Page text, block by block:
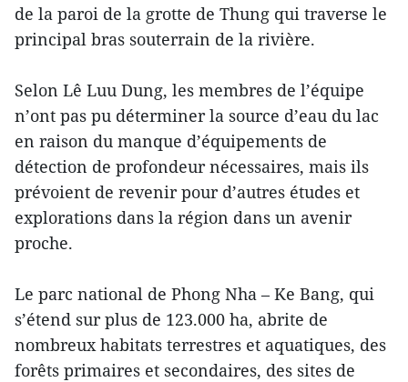
de la paroi de la grotte de Thung qui traverse le
principal bras souterrain de la rivière.
Selon Lê Luu Dung, les membres de l’équipe
n’ont pas pu déterminer la source d’eau du lac
en raison du manque d’équipements de
détection de profondeur nécessaires, mais ils
prévoient de revenir pour d’autres études et
explorations dans la région dans un avenir
proche.
Le parc national de Phong Nha – Ke Bang, qui
s’étend sur plus de 123.000 ha, abrite de
nombreux habitats terrestres et aquatiques, des
forêts primaires et secondaires, des sites de